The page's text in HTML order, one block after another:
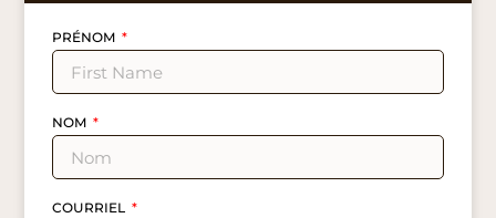
PRÉNOM
NOM
COURRIEL